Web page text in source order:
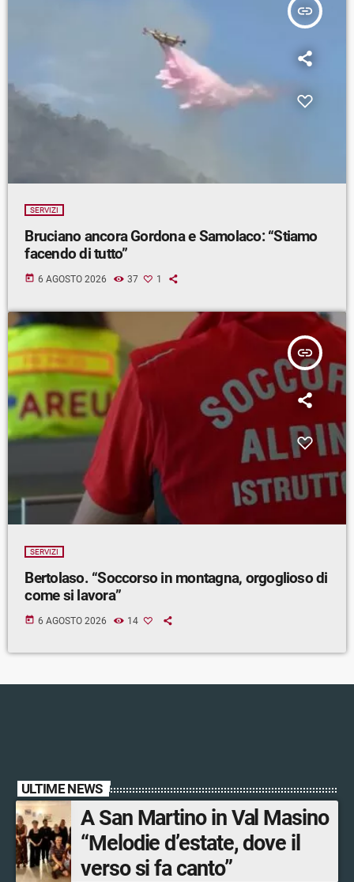
insert_link
SERVIZI
Bruciano ancora Gordona e Samolaco: “Stiamo
facendo di tutto”
today 6 AGOSTO 2026 37 1
insert_link
SERVIZI
Bertolaso. “Soccorso in montagna, orgoglioso di
come si lavora”
today 6 AGOSTO 2026 14
ULTIME NEWS
A San Martino in Val Masino
“Melodie d’estate, dove il
verso si fa canto”